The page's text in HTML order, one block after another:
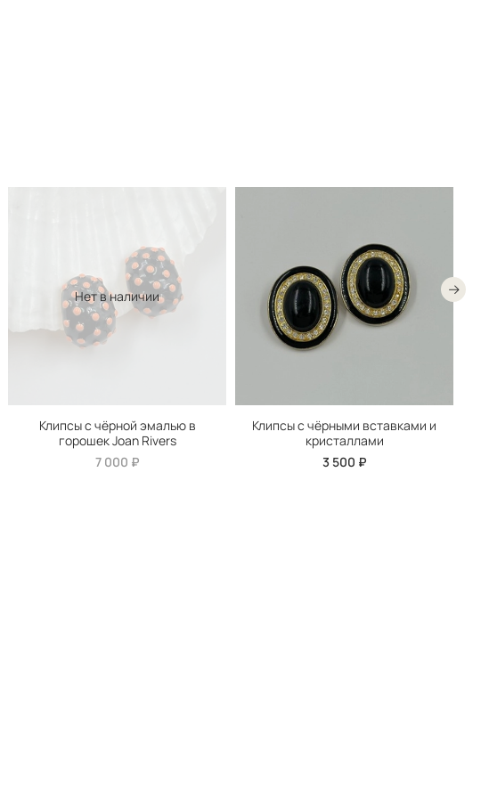
Нет в наличии
Клипсы с чёрной эмалью в
горошек Joan Rivers
7 000 ₽
Клипсы с чёрными вставками и
кристаллами
3 500 ₽